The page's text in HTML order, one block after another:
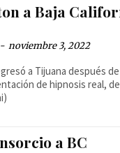
a Baja
- noviembre 3, 2022
a Tijuana después
de hipnosis real,
a BC